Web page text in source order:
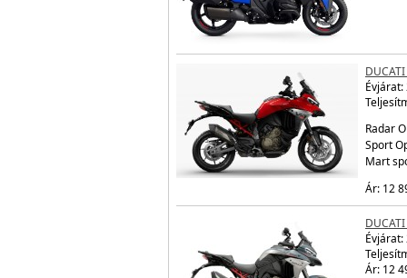
Évjárat:
Radar
Sport
Mart
Ár: 12
Évjárat:
Ár: 12